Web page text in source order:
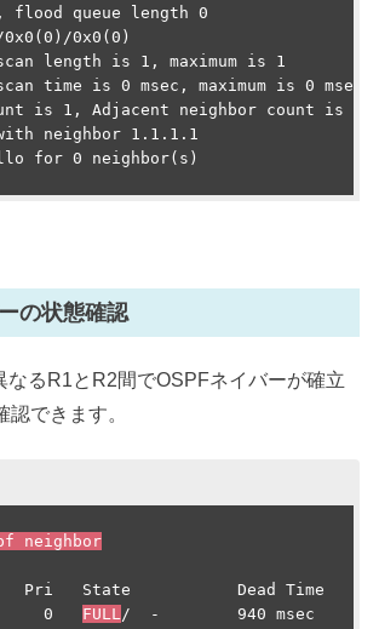
flood queue length 0
0x0(0)
length is 1, maximum is 1
time is 0 msec, maximum is 0 msec
is 1, Adjacent neighbor count is 1
neighbor 1.1.1.1
for 0 neighbor(s)
の状態確認
なるR1とR2間でOSPFネイバーが確立
できます。
neighbor
0
FULL /  -        940 msec